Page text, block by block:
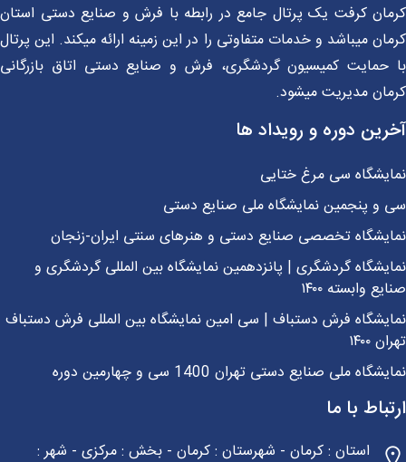
کرفت یک پرتال جامع در رابطه با فرش و صنایع دستی استان
میباشد و خدمات متفاوتی را در این زمینه ارائه میکند. این پرتال
حمایت کمیسیون گردشگری، فرش و صنایع دستی اتاق بازرگانی
مدیریت میشود.
دوره و رویداد ها
سی مرغ ختایی
و پنجمین نمایشگاه ملی صنایع دستی
تخصصی صنایع دستی و هنرهای سنتی ایران-زنجان
گردشگری | پانزدهمین نمایشگاه بین المللی گردشگری و
وابسته ۱۴۰۰
فرش دستباف | سی امین نمایشگاه بین المللی فرش دستباف
۱۴۰۰
ملی صنایع دستی تهران 1400 سی و چهارمین دوره
با ما
استان : کرمان - شهرستان : کرمان - بخش : مرکزی - شهر :